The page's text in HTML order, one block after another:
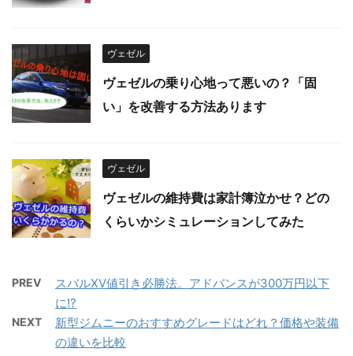
ヴェゼル
ヴェゼルの乗り心地って悪いの？「固
い」を改善する方法あります
ヴェゼル
ヴェゼルの維持費は家計簿泣かせ？どの
くらいかシミュレーションしてみた
PREV
スバルXV値引き必勝法。アドバンスが300万円以下
に!?
NEXT
新型ジムニーのおすすめグレードはどれ？価格や装備
の違いを比較